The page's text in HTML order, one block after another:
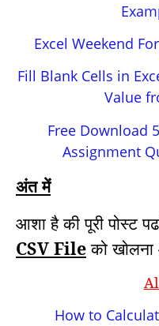
Excel Weekend
Fill Blank Cells in
Value
Free Download
Assignment
अंत में
आशा है की पूरी पोस्ट
CSV Fileको खोलना
How to